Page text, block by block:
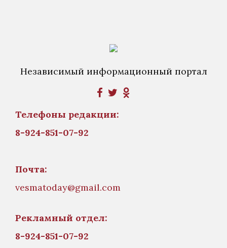
Независимый информационный портал
Телефоны редакции:
8-924-851-07-92
Почта:
vesmatoday@gmail.com
Рекламный отдел:
8-924-851-07-92